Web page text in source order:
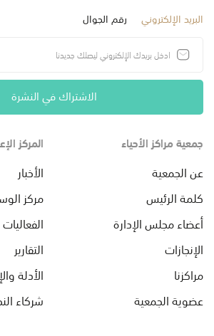
البريد الإلكتروني رقم الجوال
الاشتراك في النشرة
جمعية مراكز الأحياء
عن الجمعية
كلمة الرئيس
أعضاء مجلس الإدارة
الإنجازات
مراكزنا
عضوية الجمعية
المركز
الأخبار
مركز
الفعاليات
التقارير
الأدلة
شركاء